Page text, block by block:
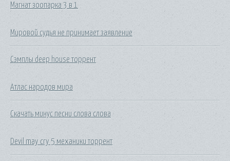
Магнат зоопарка 3 в 1
Мировой судья не принимает заявление
Сэмплы deep house торрент
Атлас народов мира
Скачать минус песни слова слова
Devil may cry 5 механики торрент